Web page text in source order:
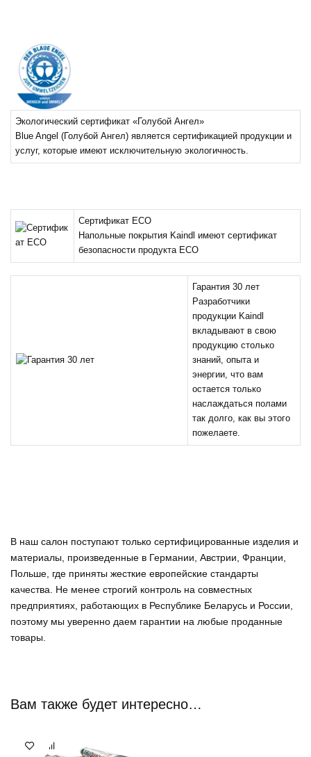
Экологический сертификат «Голубой Ангел»
Blue Angel (Голубой Ангел) является сертификацией продукции и
услуг, которые имеют исключительную экологичность.
Сертификат ECO
Напольные покрытия Kaindl имеют сертификат
безопасности продукта ECO
Гарантия 30 лет
Разработчики
продукции Kaindl
вкладывают в свою
продукцию столько
знаний, опыта и
энергии, что вам
остается только
наслаждаться полами
так долго, как вы этого
пожелаете.
В наш салон поступают только сертифицированные изделия и
материалы, произведенные в Германии, Австрии, Франции,
Польше, где приняты жесткие европейские стандарты
качества. Не менее строгий контроль на совместных
предприятиях, работающих в Республике Беларусь и России,
поэтому мы уверенно даем гарантии на любые проданные
товары
Вам также будет интересно…